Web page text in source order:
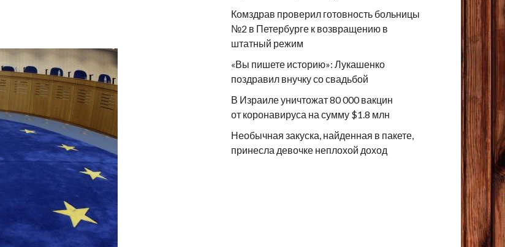
Комздрав проверил готовность больницы
№2 в Петербурге к возвращению в
штатный режим
«Вы пишете историю»: Лукашенко
поздравил внучку со свадьбой
В Израиле уничтожат 80 000 вакцин
от коронавируса на сумму $1.8 млн
Необычная закуска, найденная в пакете,
принесла девочке неплохой доход